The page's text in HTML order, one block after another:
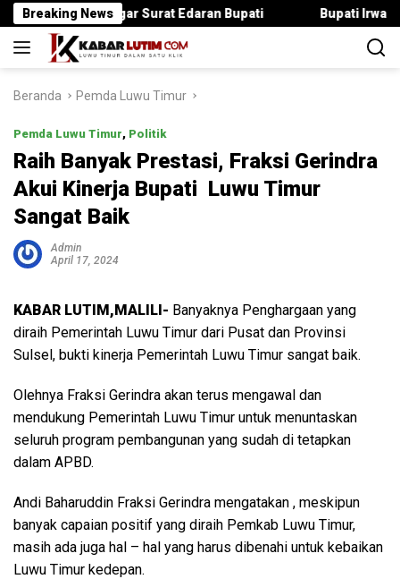
Langsung
ke
konten
Breaking News
Langgar Surat Edaran Bupati Bupati Irwan Serahkan
Beranda Pemda Luwu Timur
Pemda Luwu Timur, Politik
Raih Banyak Prestasi, Fraksi Gerindra
Akui Kinerja Bupati Luwu Timur
Sangat Baik
Admin
April 17, 2024
KABAR LUTIM,MALILI- Banyaknya Penghargaan yang
diraih Pemerintah Luwu Timur dari Pusat dan Provinsi
Sulsel, bukti kinerja Pemerintah Luwu Timur sangat baik.
Olehnya Fraksi Gerindra akan terus mengawal dan
mendukung Pemerintah Luwu Timur untuk menuntaskan
seluruh program pembangunan yang sudah di tetapkan
dalam APBD.
Andi Baharuddin Fraksi Gerindra mengatakan , meskipun
banyak capaian positif yang diraih Pemkab Luwu Timur,
masih ada juga hal – hal yang harus dibenahi untuk kebaikan
Luwu Timur kedepan.